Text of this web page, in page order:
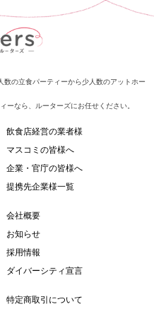
の立食パーティーから少人数のアットホー
ーなら、ルーターズにお任せください。
飲食店経営の業者様
マスコミの皆様へ
企業・官庁の皆様へ
提携先企業様一覧
会社概要
お知らせ
採用情報
ダイバーシティ宣言
特定商取引について